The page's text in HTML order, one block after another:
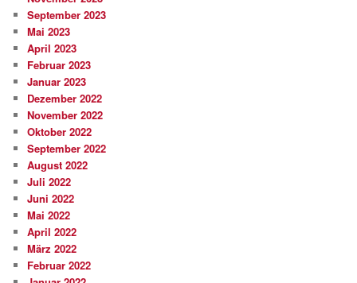
September 2023
Mai 2023
April 2023
Februar 2023
Januar 2023
Dezember 2022
November 2022
Oktober 2022
September 2022
August 2022
Juli 2022
Juni 2022
Mai 2022
April 2022
März 2022
Februar 2022